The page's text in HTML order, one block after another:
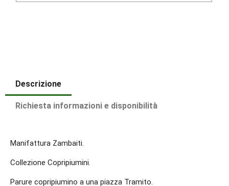
Descrizione
Richiesta informazioni e disponibilità
Manifattura Zambaiti.
Collezione Copripiumini.
Parure copripiumino a una piazza Tramito.